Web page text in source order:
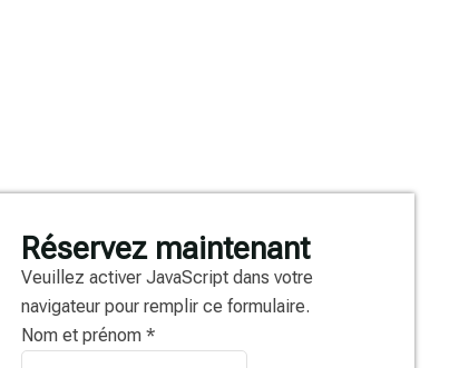
Réservez maintenant
Veuillez activer JavaScript dans votre
navigateur pour remplir ce formulaire.
Nom et prénom *